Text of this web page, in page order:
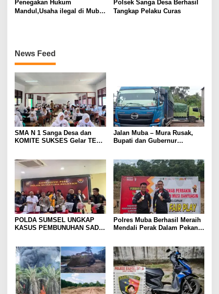
Penegakan Hukum
Mandul,Usaha ilegal di Muba
Polsek Sanga Desa Berhasil
Tangkap Pelaku Curas
News Feed
SMA N 1 Sanga Desa dan
KOMITE SUKSES Gelar TES
Jalan Muba – Mura Rusak,
Bupati dan Gubernur
Jakarta Lewat Muba
POLDA SUMSEL UNGKAP
KASUS PEMBUNUHAN SADIS
DITEMUKAN DALAM KARUNG
DI SAWAH
Polres Muba Berhasil Meraih
Mendali Perak Dalam Pekan
Tahun 2025